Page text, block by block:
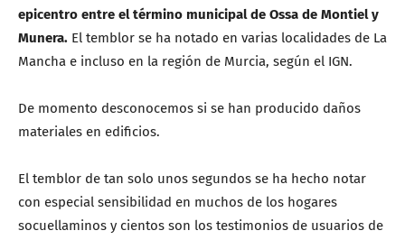
epicentro entre el término municipal de Ossa de Montiel y
Munera. El temblor se ha notado en varias localidades de La
Mancha e incluso en la región de Murcia, según el IGN.
De momento desconocemos si se han producido daños
materiales en edificios.
El temblor de tan solo unos segundos se ha hecho notar
con especial sensibilidad en muchos de los hogares
socuellaminos y cientos son los testimonios de usuarios de